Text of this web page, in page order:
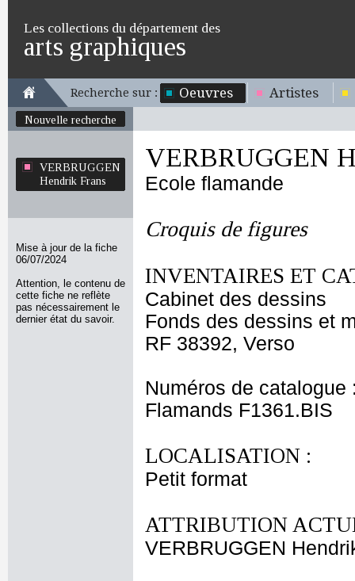
Les collections du département des
arts graphiques
Recherche sur : Oeuvres Artistes
Nouvelle recherche
VERBRUGGEN
Hendrik Frans
Mise à jour de la fiche
06/07/2024
Attention, le contenu de
cette fiche ne reflète
pas nécessairement le
dernier état du savoir.
VERBRUGGEN
Ecole flamande
Croquis de figures
INVENTAIRES ET
Cabinet des dessins
Fonds des dessins et
RF 38392, Verso
Numéros de catalogue
Flamands F1361.BIS
LOCALISATION :
Petit format
ATTRIBUTION
VERBRUGGEN